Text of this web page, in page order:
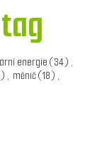
energie (34) ,
, měnič(18) ,